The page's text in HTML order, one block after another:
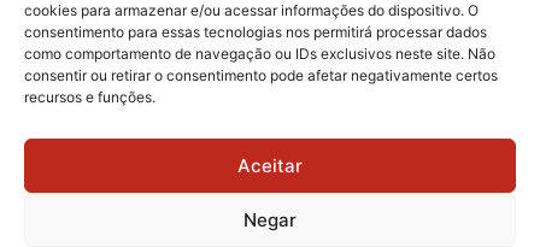
cookies para armazenar e/ou acessar informações do dispositivo. O
consentimento para essas tecnologias nos permitirá processar dados
como comportamento de navegação ou IDs exclusivos neste site. Não
consentir ou retirar o consentimento pode afetar negativamente certos
recursos e funções.
Aceitar
Negar
INSCREVER